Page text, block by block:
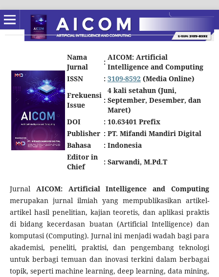
Nama
Jurnal
:
AICOM: Artificial
Intelligence and Computing
ISSN
: 3109-8592(Media Online)
Frekuensi
Issue
:
4 kali setahun (Juni,
September, Desember, dan
Maret)
DOI
: 10.63401 Prefix
Publisher : PT. Mifandi Mandiri Digital
Bahasa
: Indonesia
Editor in
Chief
: Sarwandi, M.Pd.T
Jurnal AICOM: Artificial Intelligence and Computing
merupakan jurnal ilmiah yang mempublikasikan artikel-
artikel hasil penelitian, kajian teoretis, dan aplikasi praktis
di bidang kecerdasan buatan (Artificial Intelligence) dan
komputasi (Computing). Jurnal ini menjadi wadah bagi para
akademisi, peneliti, praktisi, dan pengembang teknologi
untuk berbagi temuan dan inovasi terkini dalam berbagai
topik, seperti machine learning, deep learning, data mining,